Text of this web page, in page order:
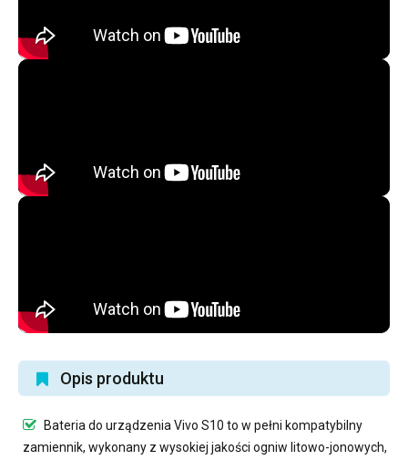
Opis produktu
Bateria do urządzenia Vivo S10 to w pełni kompatybilny
zamiennik, wykonany z wysokiej jakości ogniw litowo-jonowych,